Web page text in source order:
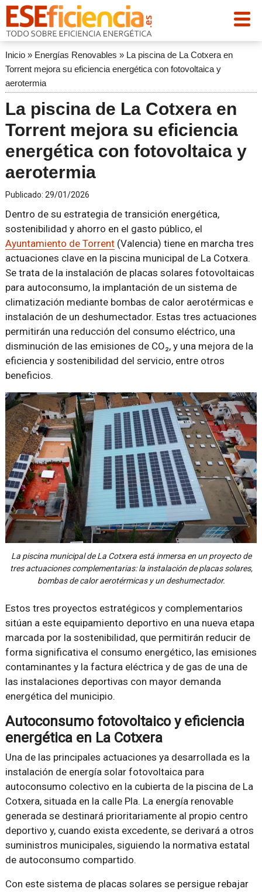
Inicio» Energías Renovables » La piscina de La Cotxera en
Torrent mejora su eficiencia energética con fotovoltaica y
aerotermia
La piscina de La Cotxera en
Torrent mejora su eficiencia
energética con fotovoltaica y
aerotermia
Publicado: 29/01/2026
Dentro de su estrategia de transición energética,
sostenibilidad y ahorro en el gasto público, el
Ayuntamiento de Torrent(Valencia) tiene en marcha tres
actuaciones clave en la piscina municipal de La Cotxera.
Se trata de la instalación de placas solares fotovoltaicas
para autoconsumo, la implantación de un sistema de
climatización mediante bombas de calor aerotérmicas e
instalación de un deshumectador. Estas tres actuaciones
permitirán una reducción del consumo eléctrico, una
disminución de las emisiones de CO₂, y una mejora de la
eficiencia y sostenibilidad del servicio, entre otros
beneficios.
La piscina municipal de La Cotxera está inmersa en un proyecto de
tres actuaciones complementarias: la instalación de placas solares,
bombas de calor aerotérmicas y un deshumectador.
Estos tres proyectos estratégicos y complementarios
sitúan a este equipamiento deportivo en una nueva etapa
marcada por la sostenibilidad, que permitirán reducir de
forma significativa el consumo energético, las emisiones
contaminantes y la factura eléctrica y de gas de una de
las instalaciones deportivas con mayor demanda
energética del municipio.
Autoconsumo fotovoltaico y eficiencia
energética en La Cotxera
Una de las principales actuaciones ya desarrollada es la
instalación de energía solar fotovoltaica para
autoconsumo colectivo en la cubierta de la piscina de La
Cotxera, situada en la calle Pla. La energía renovable
generada se destinará prioritariamente al propio centro
deportivo y, cuando exista excedente, se derivará a otros
suministros municipales, siguiendo la normativa estatal
de autoconsumo compartido.
Con este sistema de placas solares se persigue rebajar